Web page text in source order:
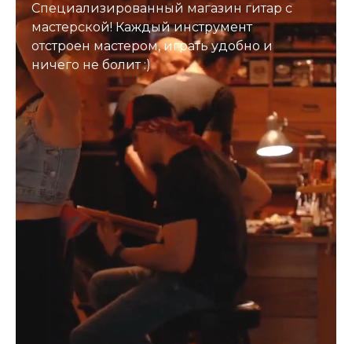
Специализированный магазин гитар с
мастерской! Каждый инструмент
отстроен мастером, играть удобно и
ничего не болит :)